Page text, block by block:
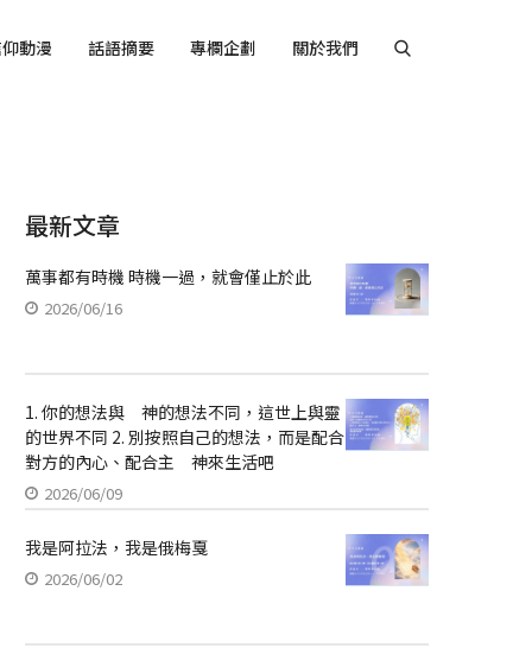
動漫 話語摘要 專欄企劃 關於我們
最新文章
萬事都有時機 時機一過，就會僅止於此
2026/06/16
1. 你的想法與 神的想法不同，這世上與靈
的世界不同 2. 別按照自己的想法，而是配合
對方的內心、配合主 神來生活吧
2026/06/09
我是阿拉法，我是俄梅戛
2026/06/02